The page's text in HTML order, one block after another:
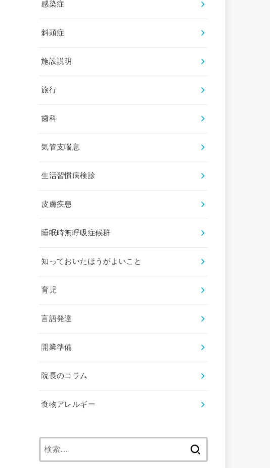
感染症
斜頭症
施設説明
旅行
歯科
気管支喘息
生活習慣病検診
皮膚疾患
睡眠時無呼吸症候群
知っておいたほうがよいこと
育児
言語発達
開業準備
院長のコラム
食物アレルギー